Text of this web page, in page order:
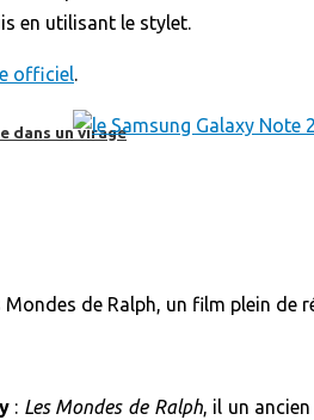
dans un virage
en utilisant le stylet.
officiel.
: Les Mondes de Ralph, il un